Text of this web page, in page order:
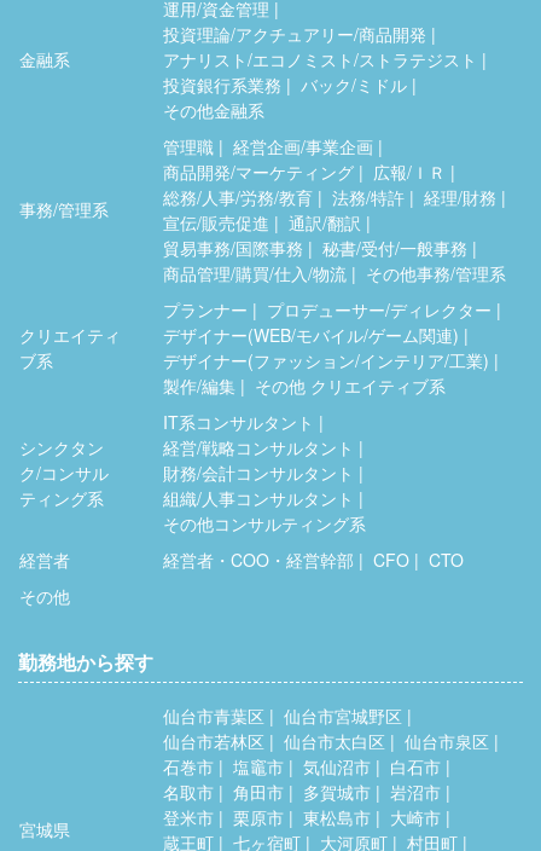
金融系
運用/資金管理
投資理論/アクチュアリー/商品開発
アナリスト/エコノミスト/ストラテジスト
投資銀行系業務
バック/ミドル
その他金融系
事務/管理系
管理職
経営企画/事業企画
商品開発/マーケティング
広報/ＩＲ
総務/人事/労務/教育
法務/特許
経理/財務
宣伝/販売促進
通訳/翻訳
貿易事務/国際事務
秘書/受付/一般事務
商品管理/購買/仕入/物流
その他事務/管理系
クリエイティ
ブ系
プランナー
プロデューサー/ディレクター
デザイナー(WEB/モバイル/ゲーム関連)
デザイナー(ファッション/インテリア/工業)
製作/編集
その他 クリエイティブ系
シンクタン
ク/コンサル
ティング系
IT系コンサルタント
経営/戦略コンサルタント
財務/会計コンサルタント
組織/人事コンサルタント
その他コンサルティング系
経営者
経営者・COO・経営幹部 CFO
CTO
その他
勤務地から探す
宮城県
仙台市青葉区
仙台市宮城野区
仙台市若林区
仙台市太白区
仙台市泉区
石巻市
塩竈市 気仙沼市
白石市
名取市
角田市 多賀城市
岩沼市
登米市
栗原市 東松島市
大崎市
蔵王町
七ヶ宿町 大河原町
村田町